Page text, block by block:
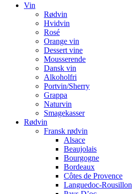
Vin
Rødvin
Hvidvin
Rosé
Orange vin
Dessert vine
Mousserende
Dansk vin
Alkoholfri
Portvin/Sherry
Grappa
Naturvin
Smagekasser
Rødvin
Fransk rødvin
Alsace
Beaujolais
Bourgogne
Bordeaux
Côtes de Provence
Languedoc-Rousillon